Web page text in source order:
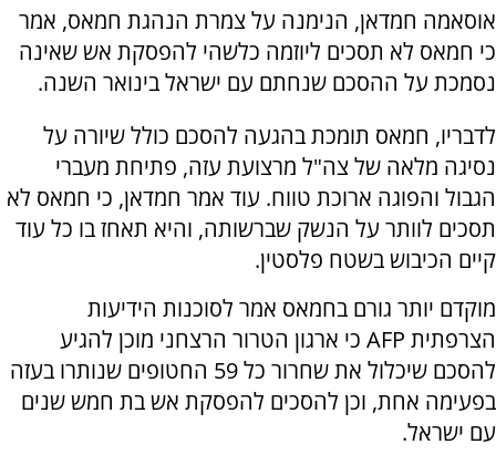
אוסאמה חמדאן, הנימנה על צמרת הנהגת חמאס, אמר
כי חמאס לא תסכים ליוזמה כלשהי להפסקת אש שאינה
נסמכת על ההסכם שנחתם עם ישראל בינואר השנה.
לדבריו, חמאס תומכת בהגעה להסכם כולל שיורה על
נסיגה מלאה של צה"ל מרצועת עזה, פתיחת מעברי
הגבול והפוגה ארוכת טווח. עוד אמר חמדאן, כי חמאס לא
תסכים לוותר על הנשק שברשותה, והיא תאחז בו כל עוד
קיים הכיבוש בשטח פלסטין.
מוקדם יותר גורם בחמאס אמר לסוכנות הידיעות
הצרפתית AFP כי ארגון הטרור הרצחני מוכן להגיע
להסכם שיכלול את שחרור כל 59 החטופים שנותרו בעזה
בפעימה אחת, וכן להסכים להפסקת אש בת חמש שנים
עם ישראל.